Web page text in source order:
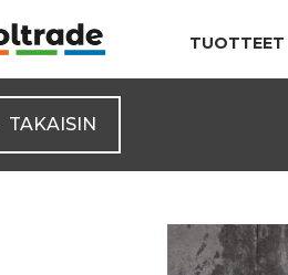
TUOTTEET
TAKAISIN